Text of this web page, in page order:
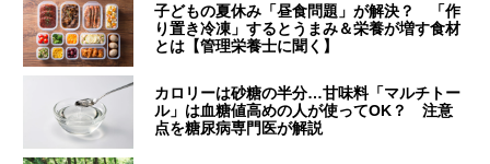
子どもの夏休み「昼食問題」が解決？ 「作
り置き冷凍」するとうまみ＆栄養が増す食材
とは【管理栄養士に聞く】
カロリーは砂糖の半分…甘味料「マルチトー
ル」は血糖値高めの人が使ってOK？ 注意
点を糖尿病専門医が解説